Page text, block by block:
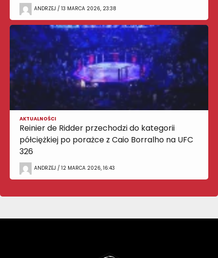
ANDRZEJ / 13 MARCA 2026, 23:38
AKTUALNOŚCI
Reinier de Ridder przechodzi do kategorii
półciężkiej po porażce z Caio Borralho na UFC
326
ANDRZEJ / 12 MARCA 2026, 16:43